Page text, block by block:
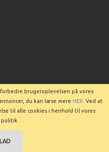
DLT ApS
brugeroplevelsen på vores
du kan læse mere HER . Ved at
til alle cookies i henhold til vores